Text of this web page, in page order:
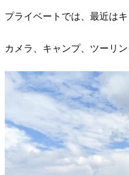
プライベートでは、最近は
カメラ、キャンプ、ツーリ